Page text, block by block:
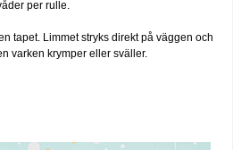
per rulle.
tapet. Limmet stryks direkt på väggen och
varken krymper eller sväller.